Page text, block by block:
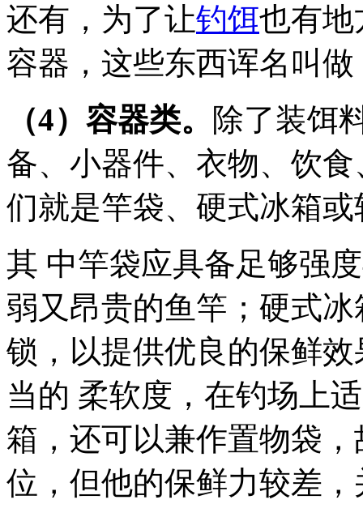
还有，为了让钓饵也有地
容器，这些东西诨名叫做
（4）容器类。 除了装饵
备、小器件、衣物、饮
们就是竿袋、硬式冰箱
其 中竿袋应具备足够强
弱又昂贵的鱼竿；硬式
锁，以提供优良的保鲜
当的 柔软度，在钓场上
箱，还可以兼作置物袋
位，但他的保鲜力较差